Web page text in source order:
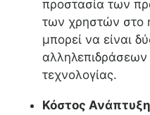
προστασία των
των χρηστών στο
μπορεί να είναι
τεχνολογίας.
Κόστος